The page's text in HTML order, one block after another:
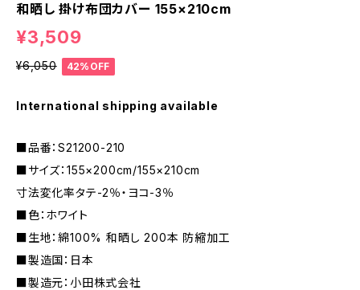
和晒し 掛け布団カバー 155×210cm
¥3,509
¥6,050 42%OFF
International shipping available
■品番：S21200-210
■サイズ：155×200cm/155×210cm
寸法変化率タテ-2％・ヨコ-3％
■色：ホワイト
■生地：綿100% 和晒し 200本 防縮加工
■製造国：日本
■製造元：小田株式会社